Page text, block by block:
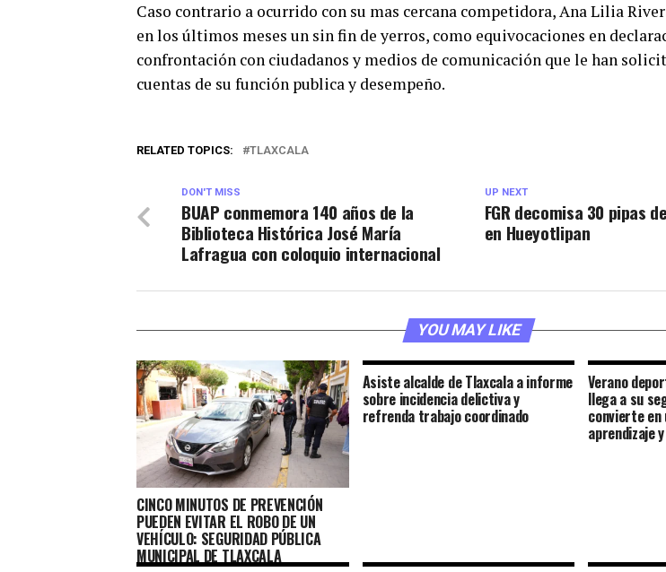
Caso contrario a ocurrido con su mas cercana competidora, Ana Lilia
en los últimos meses un sin fin de yerros, como equivocaciones en
confrontación con ciudadanos y medios de comunicación que le han
cuentas de su función publica y desempeño.
RELATED TOPICS: TLAXCALA
UP NEXT
FGR decomisa 30 pipas
en Hueyotlipan
DON'T MISS
BUAP conmemora 140 años de la
Biblioteca Histórica José María
Lafragua con coloquio internacional
YOU MAY LIKE
CINCO MINUTOS DE PREVENCIÓN
PUEDEN EVITAR EL ROBO DE UN
VEHÍCULO: SEGURIDAD PÚBLICA
MUNICIPAL DE TLAXCALA
Asiste alcalde de Tlaxcala a informe
sobre incidencia delictiva y
refrenda trabajo coordinado
Verano
llega a su
convierte en
aprendizaje